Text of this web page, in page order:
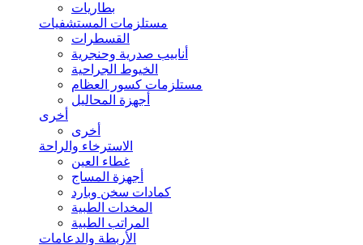
بطاريات
مستلزمات المستشفيات
القسطرات
أنابيب صدرية وحنجرية
الخيوط الجراحية
مستلزمات كسور العظام
أجهزة المحاليل
أخرى
أخرى
الاسترخاء والراحة
غطاء العين
أجهزة المساج
كمادات سخن وبارد
المخدات الطبية
المراتب الطبية
الأربطة والدعامات